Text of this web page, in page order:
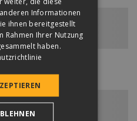
Rundo
HIPS (High Impact
Polystyrene)
330 x 420 mm
Informationen
ihnen bereitgestellt
Rahmen Ihrer Nutzung
haben.